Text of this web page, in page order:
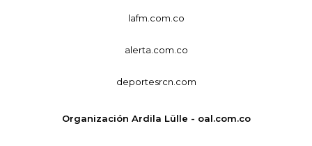
lafm.com.co
alerta.com.co
deportesrcn.com
Organización Ardila Lülle - oal.com.co